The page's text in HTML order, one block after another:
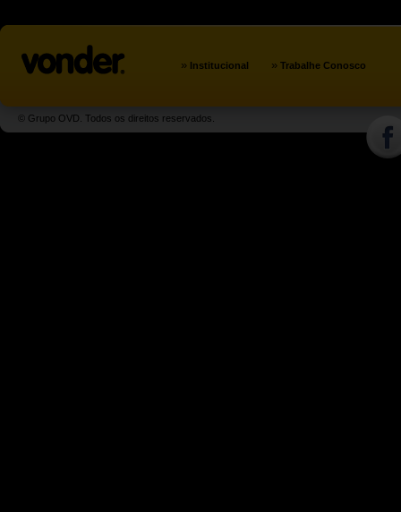
» Institucional » Trabalhe Conosco
© Grupo OVD. Todos os direitos reservados.